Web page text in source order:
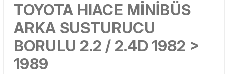
TOYOTA HIACE MİNİBÜS
ARKA SUSTURUCU
BORULU 2.2 / 2.4D 1982 >
1989